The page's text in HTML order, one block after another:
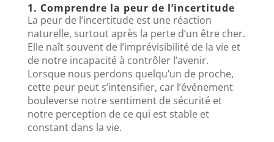
1. Comprendre la peur de l’incertitude
La peur de l’incertitude est une réaction
naturelle, surtout après la perte d’un être cher.
Elle naît souvent de l’imprévisibilité de la vie et
de notre incapacité à contrôler l’avenir.
Lorsque nous perdons quelqu’un de proche,
cette peur peut s’intensifier, car l’événement
bouleverse notre sentiment de sécurité et
notre perception de ce qui est stable et
constant dans la vie.